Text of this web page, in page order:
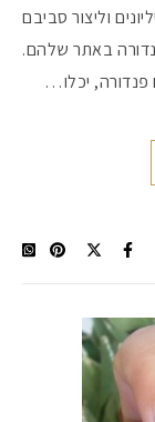
אומרים שאם
וליצור סביבם
באתר שלהם.
יכלו…